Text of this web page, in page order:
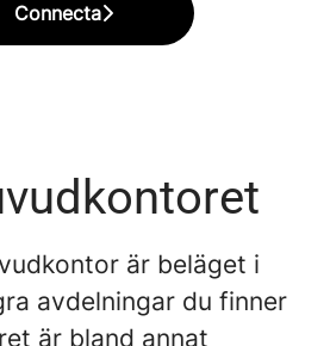
Connecta
är beläget i
avdelningar du finner
är bland annat